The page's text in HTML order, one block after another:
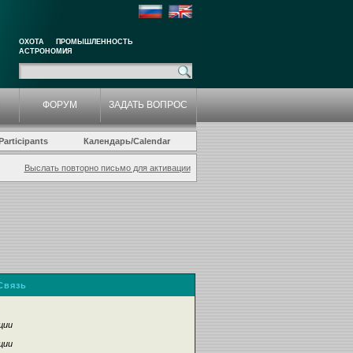
ОХОТА
ПРОМЫШЛЕННОСТЬ
АСТРОНОМИЯ
ФОРУМ ЗАДАТЬ ВОПРОС
Календарь/Calendar
Выслать повторно письмо для активации